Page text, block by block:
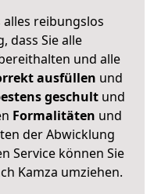
reibungslos
dass Sie alle
und alle
ausfüllen und
geschult und
Formalitäten und
der Abwicklung
Service können Sie
Kamza umziehen.